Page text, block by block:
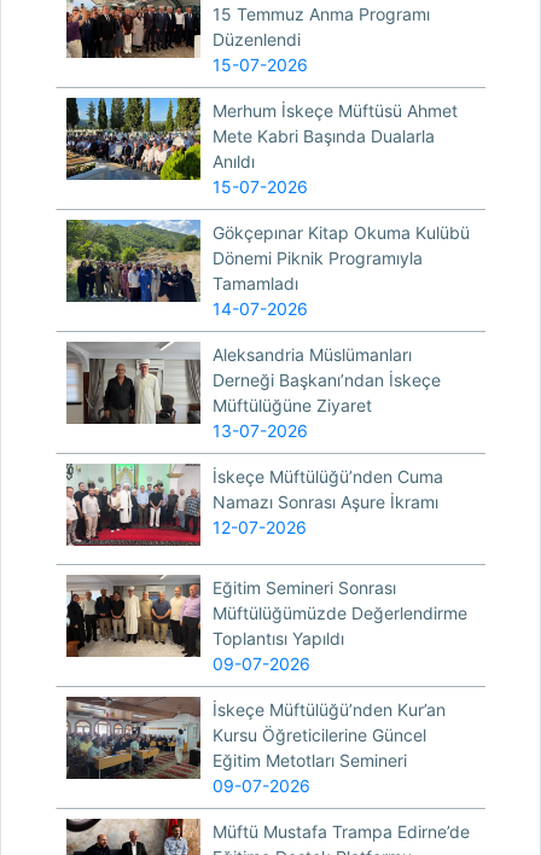
15 Temmuz Anma Programı
Düzenlendi
15-07-2026
Merhum İskeçe Müftüsü Ahmet
Mete Kabri Başında Dualarla
Anıldı
15-07-2026
Gökçepınar Kitap Okuma Kulübü
Dönemi Piknik Programıyla
Tamamladı
14-07-2026
Aleksandria Müslümanları
Derneği Başkanı’ndan İskeçe
Müftülüğüne Ziyaret
13-07-2026
İskeçe Müftülüğü’nden Cuma
Namazı Sonrası Aşure İkramı
12-07-2026
Eğitim Semineri Sonrası
Müftülüğümüzde Değerlendirme
Toplantısı Yapıldı
09-07-2026
İskeçe Müftülüğü’nden Kur’an
Kursu Öğreticilerine Güncel
Eğitim Metotları Semineri
09-07-2026
Müftü Mustafa Trampa Edirne’de